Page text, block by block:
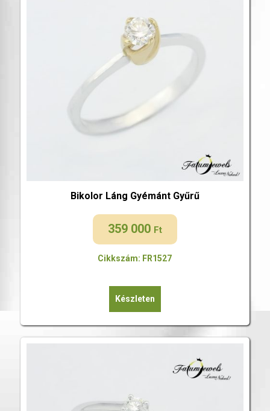
Bikolor Láng Gyémánt Gyűrű
359 000 Ft
Cikkszám: FR1527
Készleten